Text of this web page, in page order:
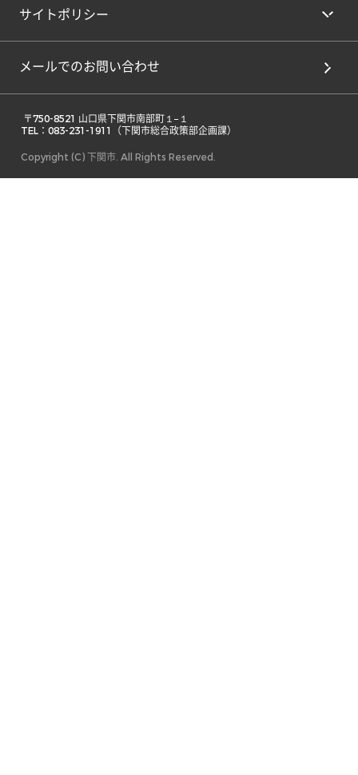
サイトポリシー
メールでのお問い合わせ
TEL：083-231-1911（下関市総合政策部企画課）
Copyright (C) 下関市. All Rights Reserved.